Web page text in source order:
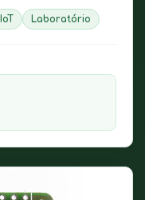
IoT Laboratório